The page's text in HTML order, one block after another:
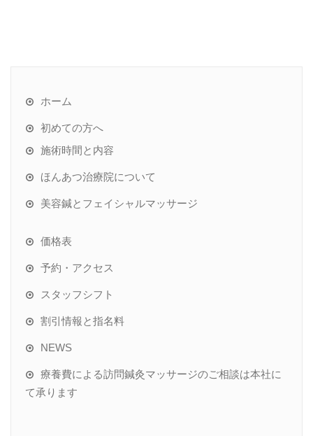
ホーム
初めての方へ
施術時間と内容
ほんあつ治療院について
美容鍼とフェイシャルマッサージ
価格表
予約・アクセス
スタッフシフト
割引情報と指名料
NEWS
療養費による訪問鍼灸マッサージのご相談は本社に
て承ります